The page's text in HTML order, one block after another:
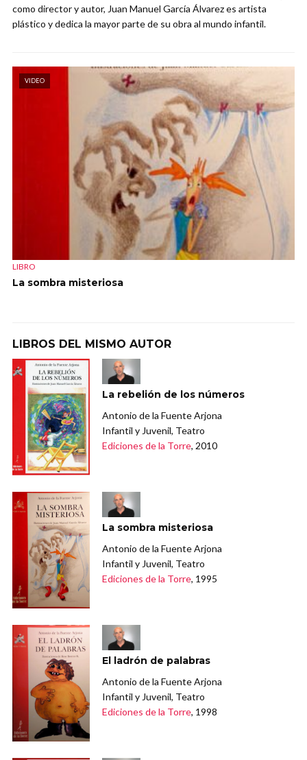
como director y autor, Juan Manuel García Álvarez es artista
plástico y dedica la mayor parte de su obra al mundo infantil.
VIDEO
LIBRO
La sombra misteriosa
LIBROS DEL MISMO AUTOR
La rebelión de los números
Antonio de la Fuente Arjona
Infantil y Juvenil, Teatro
Ediciones de la Torre, 2010
La sombra misteriosa
Antonio de la Fuente Arjona
Infantil y Juvenil, Teatro
Ediciones de la Torre, 1995
El ladrón de palabras
Antonio de la Fuente Arjona
Infantil y Juvenil, Teatro
Ediciones de la Torre, 1998